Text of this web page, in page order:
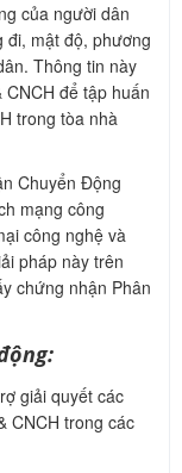
của người dân
đi, mật độ, phương
Thông tin này
để tập huấn
trong tòa nhà
Chuyển Động
mạng công
công nghệ và
pháp này trên
chứng nhận Phân
giải quyết các
CNCH trong các